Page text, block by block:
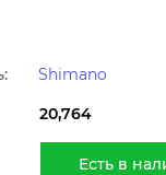
Shimano
20,764
Есть в